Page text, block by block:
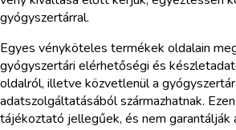
gyógyszertárral.
Egyes vényköteles termékek oldalain
gyógyszertári elérhetőségi és
oldalról, illetve közvetlenül a
adatszolgáltatásából származhatnak.
tájékoztató jellegűek, és nem